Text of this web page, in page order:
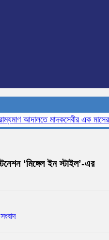
আদালতে মাদকসেবীর এক মাসের
‘মিঙ্গেল ইন স্টাইল’-এর